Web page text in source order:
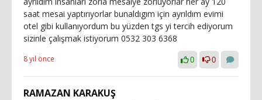
saat mesai yaptırıyorlar bunaldıgım için ayrıldım evimi
otel gibi kullanıyordum bu yüzden tgs yi tercih ediyorum
sizinle çalışmak istiyorum 0532 303 6368
8 yıl önce 0 0
RAMAZAN KARAKUŞ